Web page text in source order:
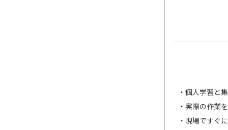
個人学習と
実際の作業
現場ですぐ